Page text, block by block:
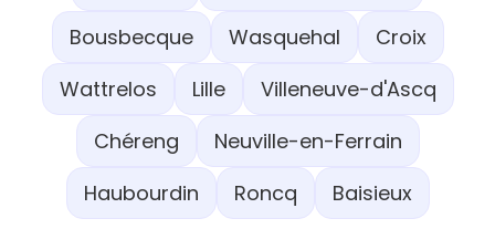
Bousbecque
Wasquehal
Croix
Wattrelos
Lille
Villeneuve-d'Ascq
Chéreng
Neuville-en-Ferrain
Haubourdin
Roncq Baisieux